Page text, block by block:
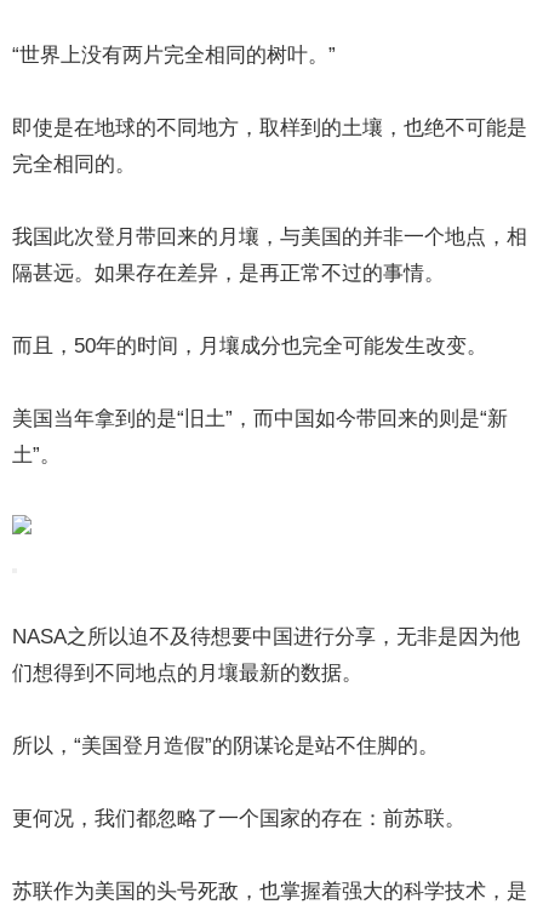
“世界上没有两片完全相同的树叶。”
即使是在地球的不同地方，取样到的土壤，也绝不可能是
完全相同的。
我国此次登月带回来的月壤，与美国的并非一个地点，相
隔甚远。如果存在差异，是再正常不过的事情。
而且，50年的时间，月壤成分也完全可能发生改变。
美国当年拿到的是“旧土”，而中国如今带回来的则是“新
土”。
NASA之所以迫不及待想要中国进行分享，无非是因为他
们想得到不同地点的月壤最新的数据。
所以，“美国登月造假”的阴谋论是站不住脚的。
更何况，我们都忽略了一个国家的存在：前苏联。
苏联作为美国的头号死敌，也掌握着强大的科学技术，是